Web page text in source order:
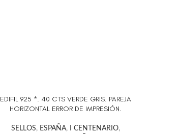
AÑADIR AL CARRITO
EDIFIL 925 *. 40 CTS VERDE GRIS. PAREJA
HORIZONTAL ERROR DE IMPRESIÓN.
SELLOS, ESPAÑA, I CENTENARIO,